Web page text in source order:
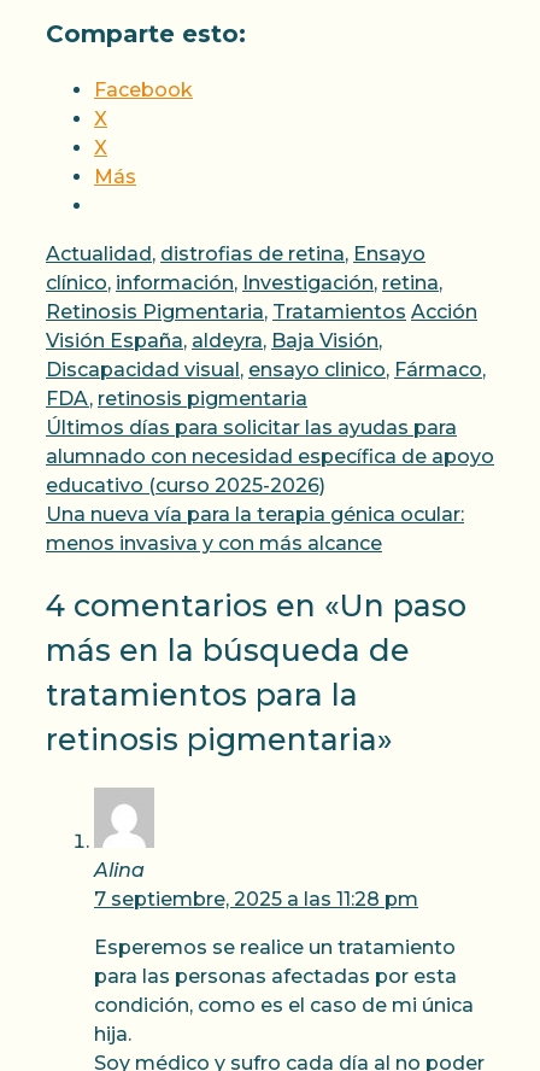
Comparte esto:
Facebook
X
X
Más
Categorías
Actualidad, distrofias de retina, Ensayo
clínico, información, Investigación, retina,
Retinosis Pigmentaria, Tratamientos Etiquetas
Acción
Visión España, aldeyra, Baja Visión,
Discapacidad visual, ensayo clinico, Fármaco,
FDA, retinosis pigmentaria
Últimos días para solicitar las ayudas para
alumnado con necesidad específica de apoyo
educativo (curso 2025-2026)
Una nueva vía para la terapia génica ocular:
menos invasiva y con más alcance
4 comentarios en «Un paso
más en la búsqueda de
tratamientos para la
retinosis pigmentaria»
Alina
7 septiembre, 2025 a las 11:28 pm
Esperemos se realice un tratamiento
para las personas afectadas por esta
condición, como es el caso de mi única
hija.
Soy médico y sufro cada día al no poder